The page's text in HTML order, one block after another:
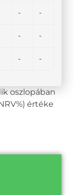
- -
- -
- -
oszlopában
értéke